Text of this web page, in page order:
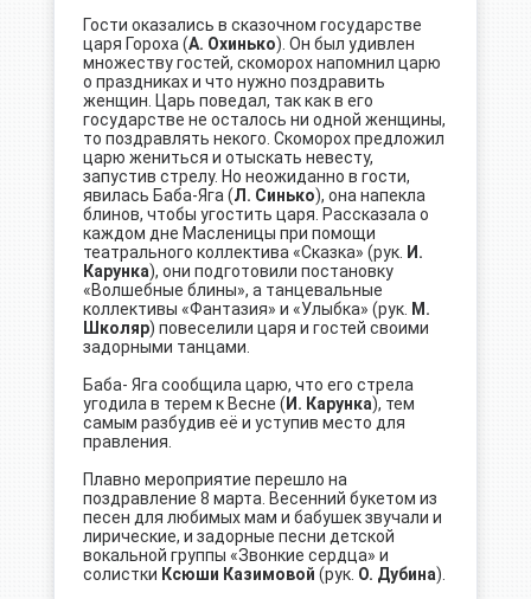
Гости оказались в сказочном государстве
царя Гороха (А. Охинько). Он был удивлен
множеству гостей, скоморох напомнил царю
о праздниках и что нужно поздравить
женщин. Царь поведал, так как в его
государстве не осталось ни одной женщины,
то поздравлять некого. Скоморох предложил
царю жениться и отыскать невесту,
запустив стрелу. Но неожиданно в гости,
явилась Баба-Яга (Л. Синько), она напекла
блинов, чтобы угостить царя. Рассказала о
каждом дне Масленицы при помощи
театрального коллектива «Сказка» (рук. И.
Карунка), они подготовили постановку
«Волшебные блины», а танцевальные
коллективы «Фантазия» и «Улыбка» (рук. М.
Школяр) повеселили царя и гостей своими
задорными танцами.
Баба- Яга сообщила царю, что его стрела
угодила в терем к Весне ( И. Карунка), тем
самым разбудив её и уступив место для
правления.
Плавно мероприятие перешло на
поздравление 8 марта. Весенний букетом из
песен для любимых мам и бабушек звучали и
лирические, и задорные песни детской
вокальной группы «Звонкие сердца» и
солистки Ксюши Казимовой (рук. О. Дубина).